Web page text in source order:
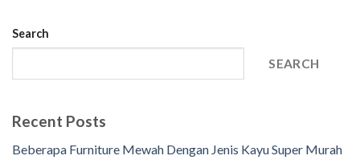
Search
SEARCH
Recent Posts
Beberapa Furniture Mewah Dengan Jenis Kayu Super Murah